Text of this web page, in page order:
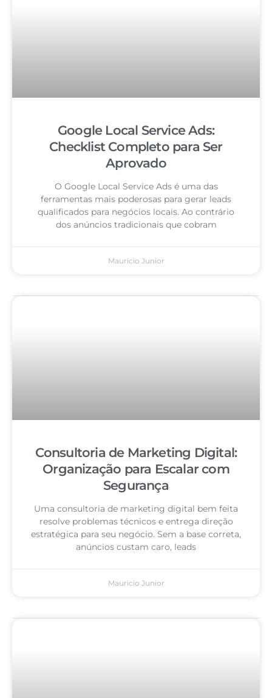
Google Local Service Ads:
Checklist Completo para Ser
Aprovado
O Google Local Service Ads é uma das
ferramentas mais poderosas para gerar leads
qualificados para negócios locais. Ao contrário
dos anúncios tradicionais que cobram
Mauricio Junior
Consultoria de Marketing Digital:
Organização para Escalar com
Segurança
Uma consultoria de marketing digital bem feita
resolve problemas técnicos e entrega direção
estratégica para seu negócio. Sem a base correta,
anúncios custam caro, leads
Mauricio Junior